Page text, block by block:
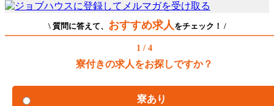
\ 質問に答えて、 おすすめ求人をチェック！ /
1 / 4
寮付きの求人をお探しですか？
寮あり